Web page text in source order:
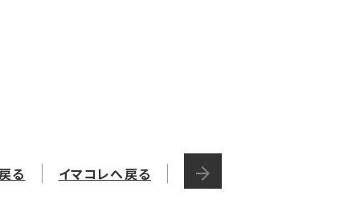
イマコレへ戻る
る